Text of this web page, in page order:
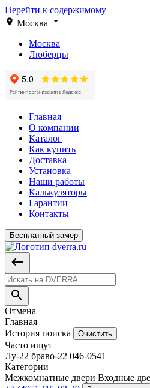
Перейти к содержимому
Москва
Москва
Люберцы
Главная
О компании
Каталог
Как купить
Доставка
Установка
Наши работы
Калькуляторы
Гарантии
Контакты
Бесплатный замер
Отмена
Главная
История поиска
Очистить
Часто ищут
Лу-22 браво-22 046-0541
Категории
Межкомнатные двери Входные